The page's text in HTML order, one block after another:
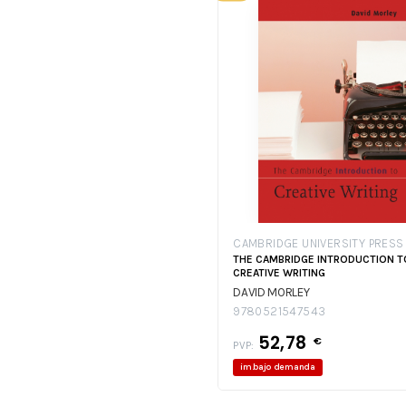
CAMBRIDGE UNIVERSITY PRESS
THE CAMBRIDGE INTRODUCTION
CREATIVE WRITING
DAVID MORLEY
9780521547543
PVP: 52,78 €
im.bajo demanda